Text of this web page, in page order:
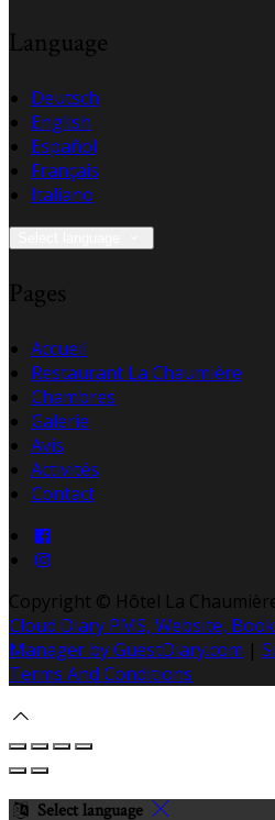
Language
Deutsch
English
Español
Français
Italiano
Pages
Accueil
Restaurant La Chaumière
Chambres
Galerie
Avis
Activités
Contact
Copyright © Hôtel La
Cloud Diary PMS, Website,
Manager by GuestDiary.com |
Terms And Conditions
Select language